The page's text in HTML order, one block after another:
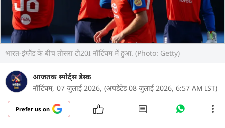
भारत-इंग्लैंड के बीच तीसरा टी20I नॉटिंघम में हुआ. (Photo: Getty)
आजतक स्पोर्ट्स डेस्क
नॉटिंघम, 07 जुलाई 2026, (अपडेटेड 08 जुलाई 2026, 6:57 AM IST)
Prefer us on